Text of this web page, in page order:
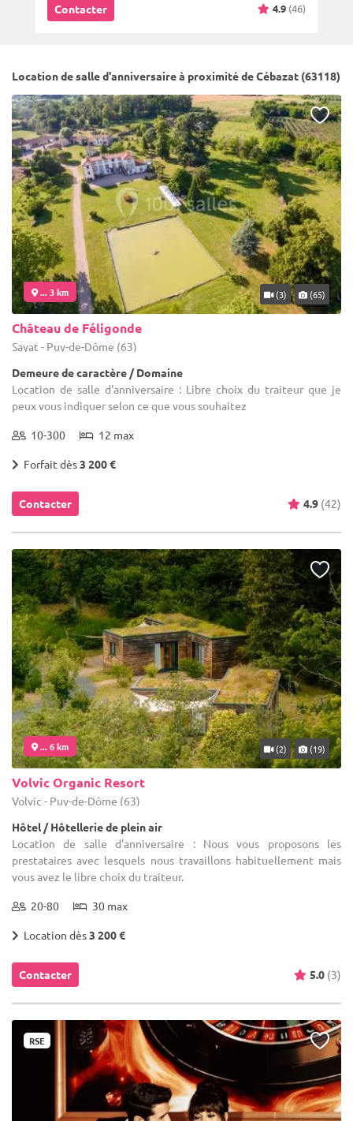
Contacter 4.9 (46)
Location de salle d'anniversaire à proximité de Cébazat (63118)
... 3 km (3) (65)
Château de Féligonde
Sayat - Puy-de-Dôme (63)
Demeure de caractère / Domaine
Location de salle d'anniversaire : Libre choix du traiteur que je
peux vous indiquer selon ce que vous souhaitez
10-300 12 max
Forfait dès3 200 €
Contacter 4.9 (42)
... 6 km (2) (19)
Volvic Organic Resort
Volvic - Puy-de-Dôme (63)
Hôtel / Hôtellerie de plein air
Location de salle d'anniversaire : Nous vous proposons les
prestataires avec lesquels nous travaillons habituellement mais
vous avez le libre choix du traiteur.
20-80 30 max
Location dès3 200 €
Contacter 5.0 (3)
RSE